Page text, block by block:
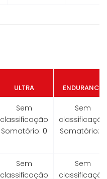
ULTRA ENDURANCE
Sem
classificação
Somatório: 0
Sem
classificação
Somatório:
Sem
classificação
Sem
classificação